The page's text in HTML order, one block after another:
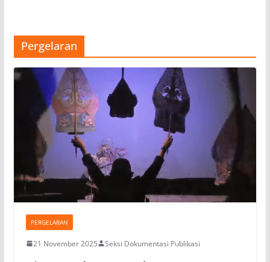
Pergelaran
PERGELARAN
21 November 2025 Seksi Dokumentasi Publikasi